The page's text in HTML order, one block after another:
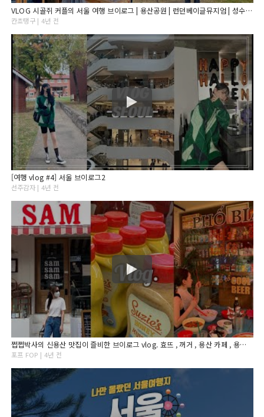
VLOG 시골쥐 커플의 서울 여행 브이로그 | 용산공원 | 런던베이글뮤지엄 | 성수동 | 진작다이닝 | 로와이드카페 | 한남동 | 카페사유 | 마르디메크르디 | Seoul
칸쵸탱구 | 4년 전
[여행 vlog #4] 서울 브이로그2
선주감자 | 4년 전
쩝쩝박사의 신용산 맛집이 즐비한 브이로그 vlog. 효뜨 , 꺼거 , 용산 카페 , 용산 맛집 놓치지 않을꺼에요 (방문실패한 쌤쌤쌤 , 델라스트라다)
포프 FOP | 4년 전